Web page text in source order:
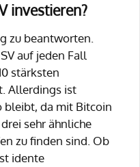
investieren?
zu beantworten.
auf jeden Fall
stärksten
Allerdings ist
bleibt, da mit Bitcoin
sehr ähnliche
zu finden sind. Ob
idente